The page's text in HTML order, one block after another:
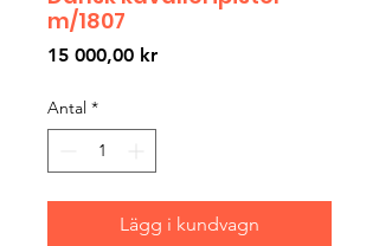
m/1807
15 000,00 krPris
Antal *
Lägg i kundvagn